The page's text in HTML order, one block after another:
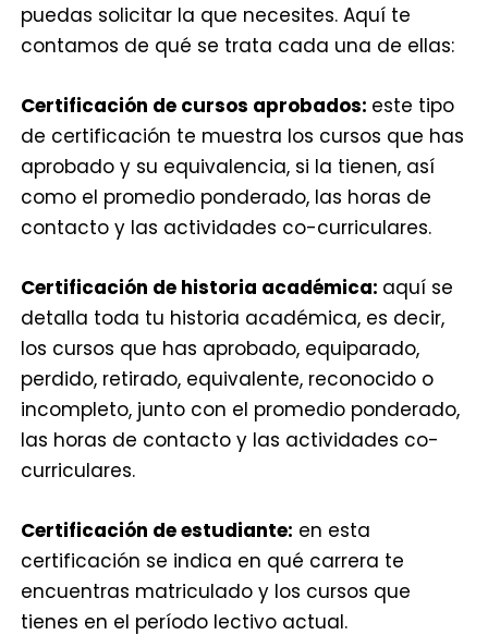
puedas solicitar la que necesites. Aquí te
contamos de qué se trata cada una de ellas:
Certificación de cursos aprobados: este tipo
de certificación te muestra los cursos que has
aprobado y su equivalencia, si la tienen, así
como el promedio ponderado, las horas de
contacto y las actividades co-curriculares.
Certificación de historia académica: aquí se
detalla toda tu historia académica, es decir,
los cursos que has aprobado, equiparado,
perdido, retirado, equivalente, reconocido o
incompleto, junto con el promedio ponderado,
las horas de contacto y las actividades co-
curriculares.
Certificación de estudiante: en esta
certificación se indica en qué carrera te
encuentras matriculado y los cursos que
tienes en el período lectivo actual.